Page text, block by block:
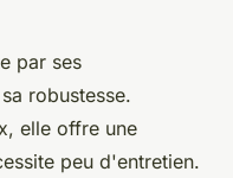
par ses
robustesse.
elle offre une
peu d'entretien.